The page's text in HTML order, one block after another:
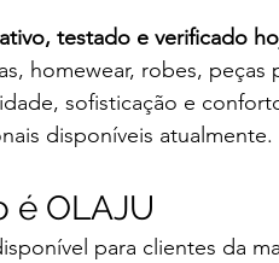
ativo, testado e verificado
homewear, robes, peças
sofisticação e
disponíveis atualmente.
é OLAJU
para clientes da